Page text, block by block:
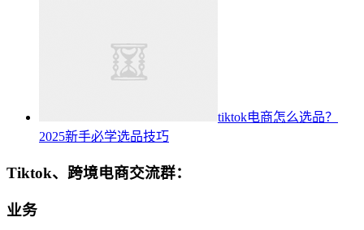
tiktok电商怎么选品？
2025新手必学选品技巧
Tiktok、跨境电商交流群：
业务